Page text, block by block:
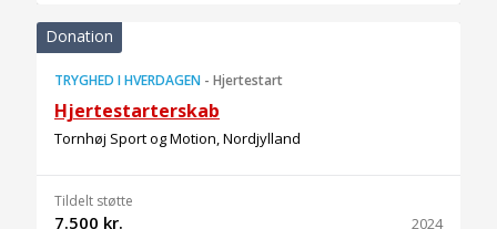
Donation
TRYGHED I HVERDAGEN - Hjertestart
Hjertestarterskab
Tornhøj Sport og Motion, Nordjylland
Tildelt støtte
7.500 kr. 2024